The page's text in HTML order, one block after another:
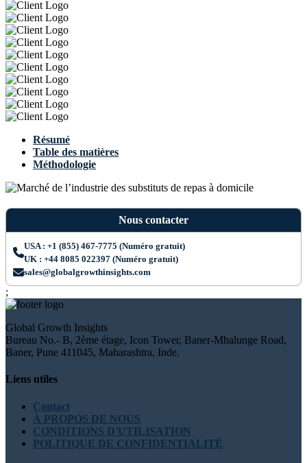
Résumé
Table des matières
Méthodologie
Nous contacter
USA : +1 (855) 467-7775 (Numéro gratuit)
UK : +44 8085 022397 (Numéro gratuit)
sales@globalgrowthinsights.com
;
Global Growth Insights
Bureau No.- B, 2ème étage, Icon Tower, Baner-Mhalunge Road,
Baner, Pune 411045, Maharashtra, Inde.
Liens utiles
Contact
À PROPOS DE NOUS
CONDITIONS D'UTILISATION
POLITIQUE DE CONFIDENTIALITÉ